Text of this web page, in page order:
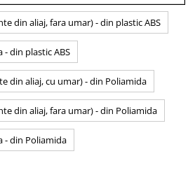
din aliaj, fara umar) - din plastic ABS
din plastic ABS
din aliaj, cu umar) - din Poliamida
din aliaj, fara umar) - din Poliamida
- din Poliamida